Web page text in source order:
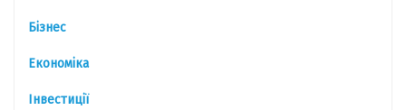
Бізнес
Економіка
Інвестиції